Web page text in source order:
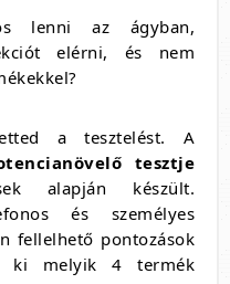
lenni az ágyban,
elérni, és nem
a tesztelést. A
tesztje
alapján készült.
és személyes
fellelhető pontozások
ki melyik 4 termék